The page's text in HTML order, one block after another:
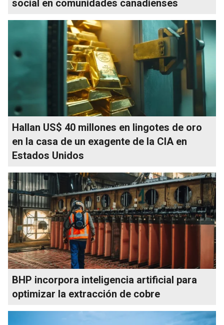
social en comunidades canadienses
Hallan US$ 40 millones en lingotes de oro
en la casa de un exagente de la CIA en
Estados Unidos
BHP incorpora inteligencia artificial para
optimizar la extracción de cobre